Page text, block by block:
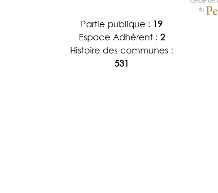
Partie publique : 19
Espace Adhérent : 2
Histoire des communes :
531